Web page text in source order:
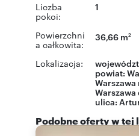
Liczba
pokoi:
1
Powierzchni
a całkowita:
36,66 m2
Lokalizacja:
powiat:
Warszawa
Warszawa
ulica:
Podobne oferty w tej